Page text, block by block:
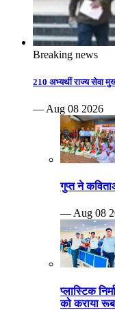
Breaking news
210 अभ्यर्थी राज्य सेवा
— Aug 08 2026
गुप्त ने
— Aug 08
प्लास्टिक
को कराया